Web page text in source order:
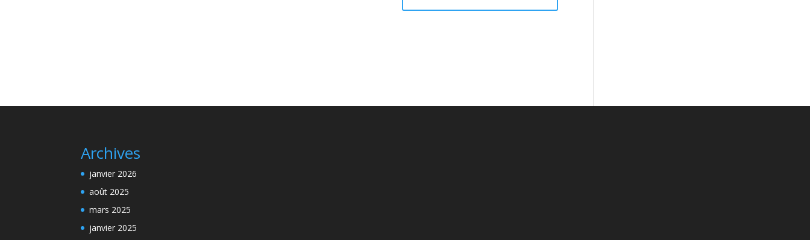
e
:
Archives
janvier 2026
août 2025
mars 2025
janvier 2025